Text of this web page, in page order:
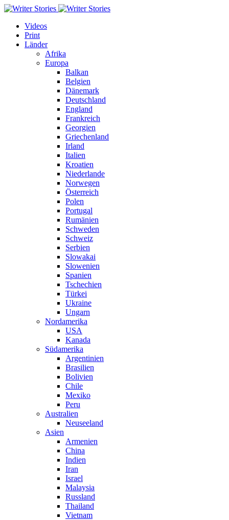
Videos
Print
Länder
Afrika
Europa
Balkan
Belgien
Dänemark
Deutschland
England
Frankreich
Georgien
Griechenland
Irland
Italien
Kroatien
Niederlande
Norwegen
Österreich
Polen
Portugal
Rumänien
Schweden
Schweiz
Serbien
Slowakai
Slowenien
Spanien
Tschechien
Türkei
Ukraine
Ungarn
Nordamerika
USA
Kanada
Südamerika
Argentinien
Brasilien
Bolivien
Chile
Mexiko
Peru
Australien
Neuseeland
Asien
Armenien
China
Indien
Iran
Israel
Malaysia
Russland
Thailand
Vietnam